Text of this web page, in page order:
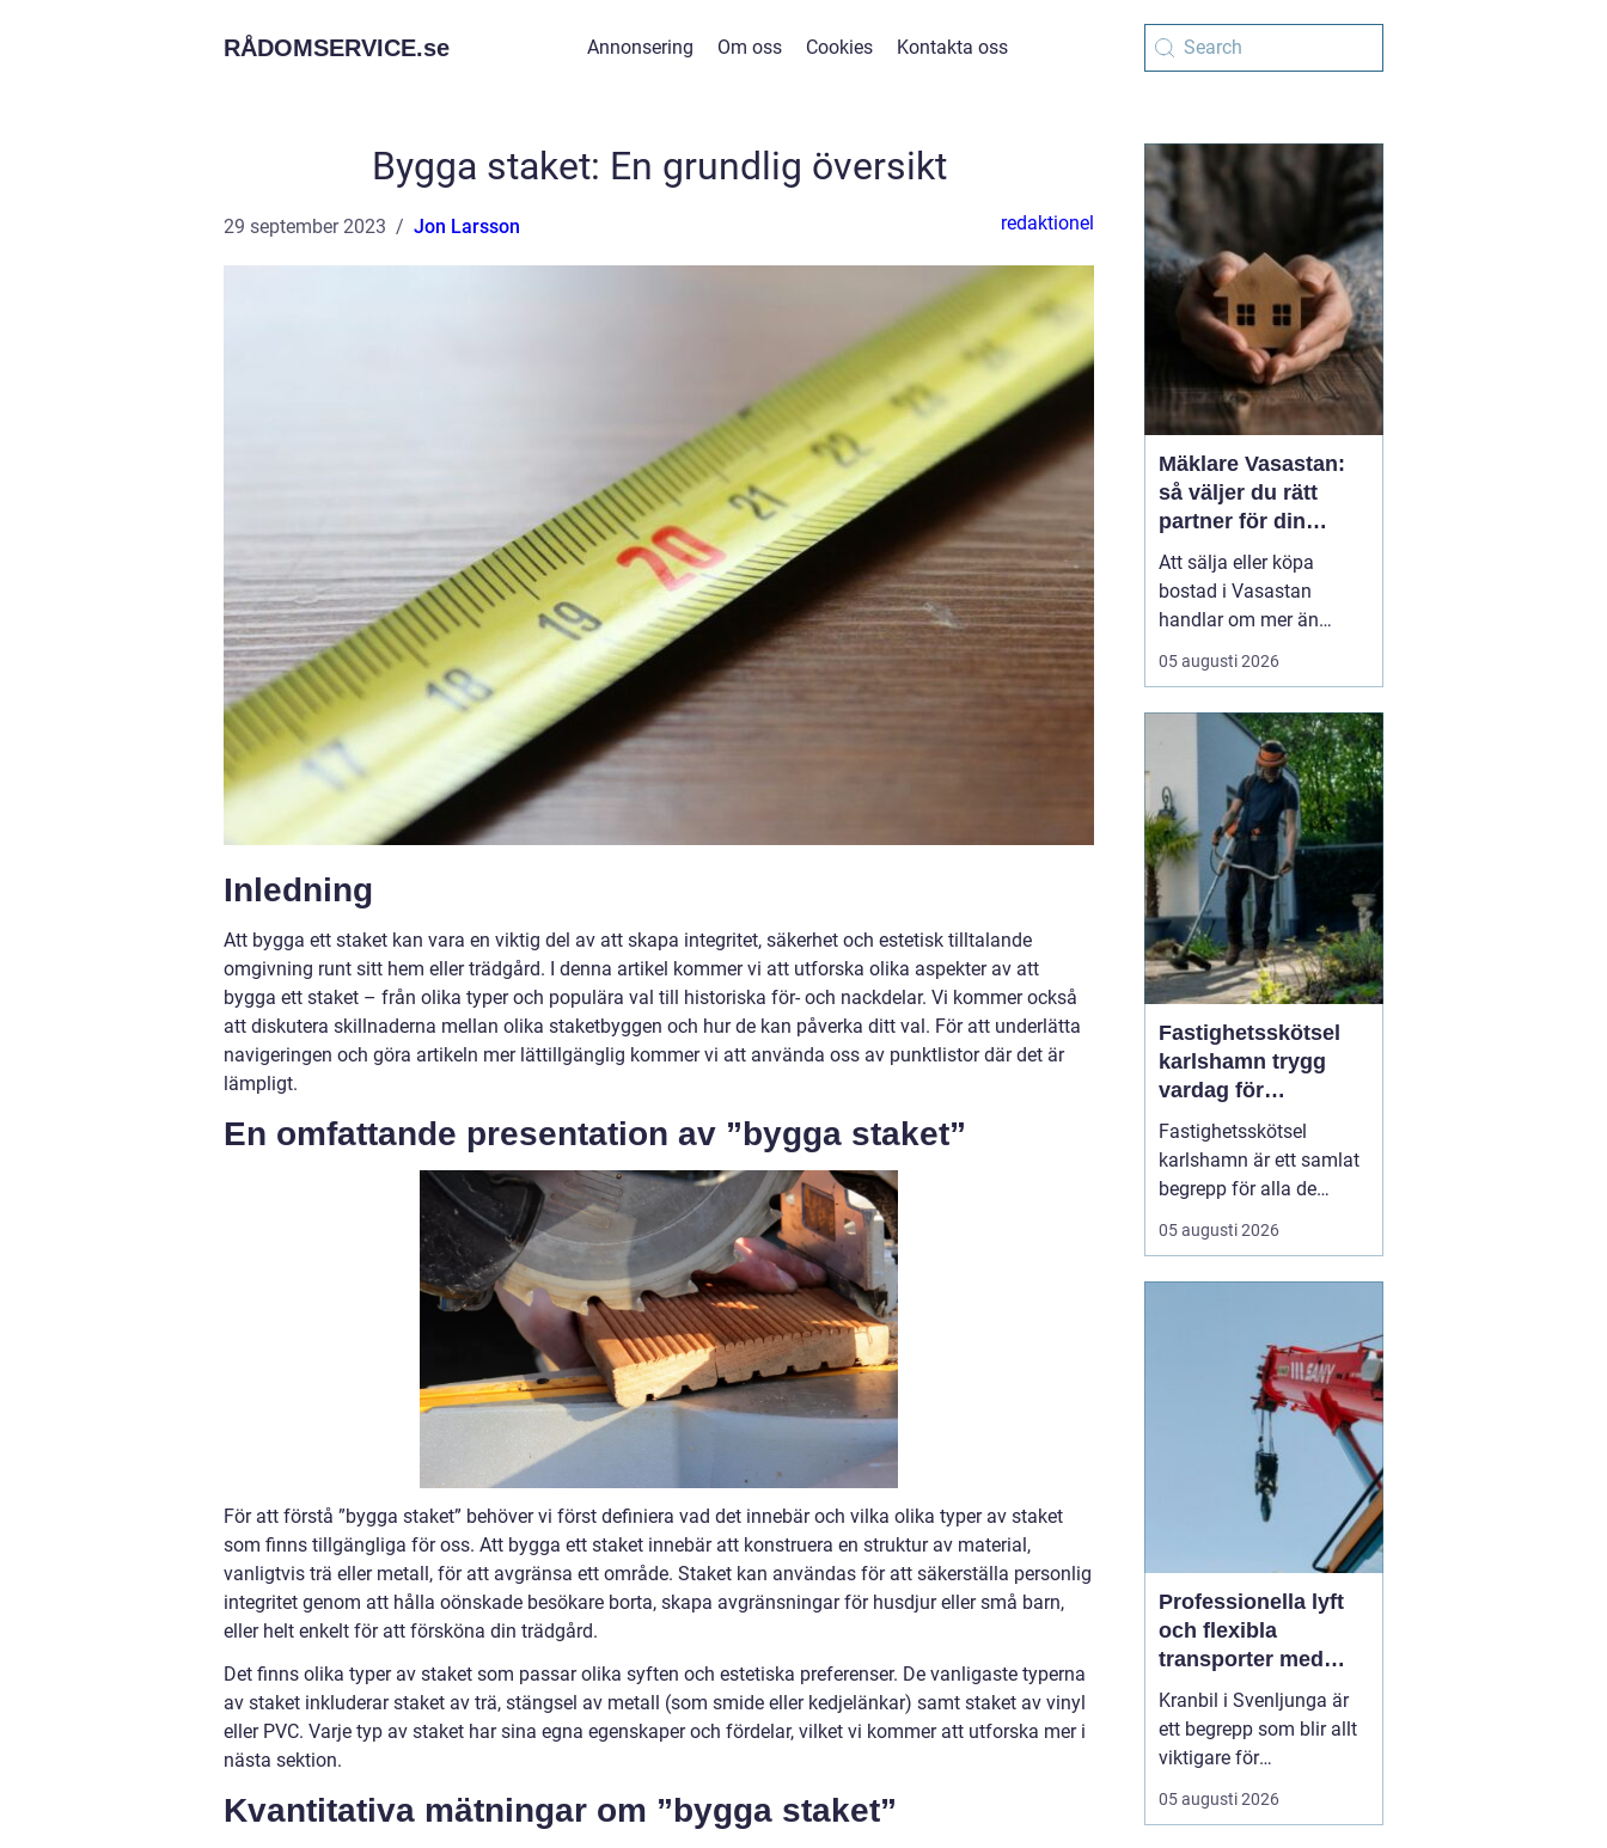
RÅDOMSERVICE.se Annonsering Om oss Cookies Kontakta oss
Bygga staket: En grundlig översikt
29 september 2023 Jon Larsson redaktionel
Inledning
Att bygga ett staket kan vara en viktig del av att skapa integritet, säkerhet och estetisk tilltalande
omgivning runt sitt hem eller trädgård. I denna artikel kommer vi att utforska olika aspekter av att
bygga ett staket – från olika typer och populära val till historiska för- och nackdelar. Vi kommer också
att diskutera skillnaderna mellan olika staketbyggen och hur de kan påverka ditt val. För att underlätta
navigeringen och göra artikeln mer lättillgänglig kommer vi att använda oss av punktlistor där det är
lämpligt.
En omfattande presentation av ”bygga staket”
För att förstå ”bygga staket” behöver vi först definiera vad det innebär och vilka olika typer av staket
som finns tillgängliga för oss. Att bygga ett staket innebär att konstruera en struktur av material,
vanligtvis trä eller metall, för att avgränsa ett område. Staket kan användas för att säkerställa personlig
integritet genom att hålla oönskade besökare borta, skapa avgränsningar för husdjur eller små barn,
eller helt enkelt för att försköna din trädgård.
Det finns olika typer av staket som passar olika syften och estetiska preferenser. De vanligaste typerna
av staket inkluderar staket av trä, stängsel av metall (som smide eller kedjelänkar) samt staket av vinyl
eller PVC. Varje typ av staket har sina egna egenskaper och fördelar, vilket vi kommer att utforska mer i
nästa sektion.
Kvantitativa mätningar om ”bygga staket”
Mäklare Vasastan:
så väljer du rätt
partner för din
bostadsaffär
Att sälja eller köpa
bostad i Vasastan
handlar om mer än
kvadratmeter och
slutpris. Området bär på
sekelskifteshus med
djupa fönsternischer till
funkisgator och lugna
innergårdar...
05 augusti 2026
Fastighetsskötsel
karlshamn trygg
vardag för
fastighetsägare
Fastighetsskötsel
karlshamn är ett samlat
begrepp för alla de
insatser som håller en
fastighet ren, trygg och
byggnader mår bättre,
boende trivs mer och
fastighetsägare får ...
05 augusti 2026
Professionella lyft
och flexibla
transporter med
kranbil i Svenljunga
Kranbil i Svenljunga är
ett begrepp som blir allt
viktigare för
byggföretag, lantbrukare,
industrier och
05 augusti 2026